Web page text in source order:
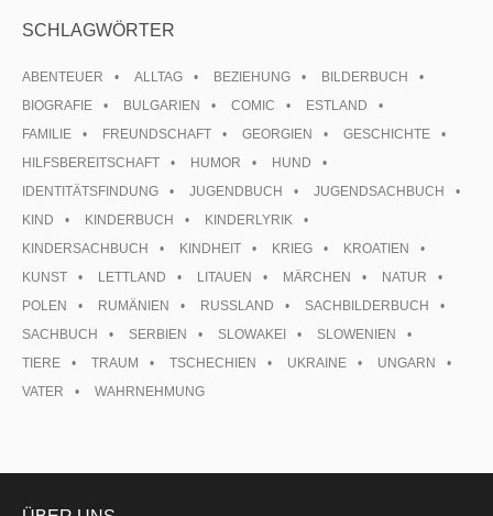
SCHLAGWÖRTER
ABENTEUER ALLTAG BEZIEHUNG
BILDERBUCH
BIOGRAFIE
BULGARIEN COMIC
ESTLAND
FAMILIE
FREUNDSCHAFT GEORGIEN
GESCHICHTE
HILFSBEREITSCHAFT
HUMOR
HUND
IDENTITÄTSFINDUNG
JUGENDBUCH
JUGENDSACHBUCH
KIND
KINDERBUCH
KINDERLYRIK
KINDERSACHBUCH
KINDHEIT KRIEG
KROATIEN
KUNST
LETTLAND LITAUEN MÄRCHEN
NATUR
POLEN
RUMÄNIEN RUSSLAND
SACHBILDERBUCH
SACHBUCH
SERBIEN SLOWAKEI
SLOWENIEN
TIERE
TRAUM TSCHECHIEN UKRAINE
UNGARN
VATER
WAHRNEHMUNG